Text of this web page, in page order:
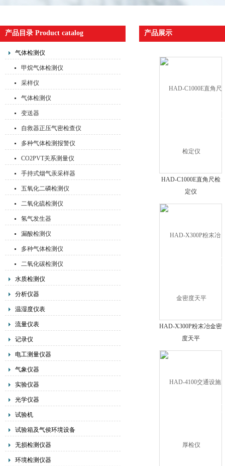
产品目录 Product catalog
气体检测仪
甲烷气体检测仪
采样仪
气体检测仪
变送器
自救器正压气密检查仪
多种气体检测报警仪
CO2PVT关系测量仪
手持式烟气汞采样器
五氧化二磷检测仪
二氧化硫检测仪
氢气发生器
漏酸检测仪
多种气体检测仪
二氧化碳检测仪
水质检测仪
分析仪器
温湿度仪表
流量仪表
记录仪
电工测量仪器
气象仪器
实验仪器
光学仪器
试验机
试验箱及气侯环境设备
无损检测仪器
环境检测仪器
产品展示
HAD-C1000E直角尺检
定仪
HAD-X300P粉末冶金密
度天平